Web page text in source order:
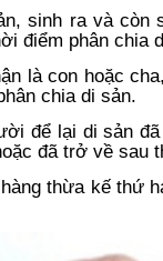
sinh ra và
điểm phân chia
là con hoặc
chia di sản.
để lại di sản
đã trở về sau
thừa kế thứ